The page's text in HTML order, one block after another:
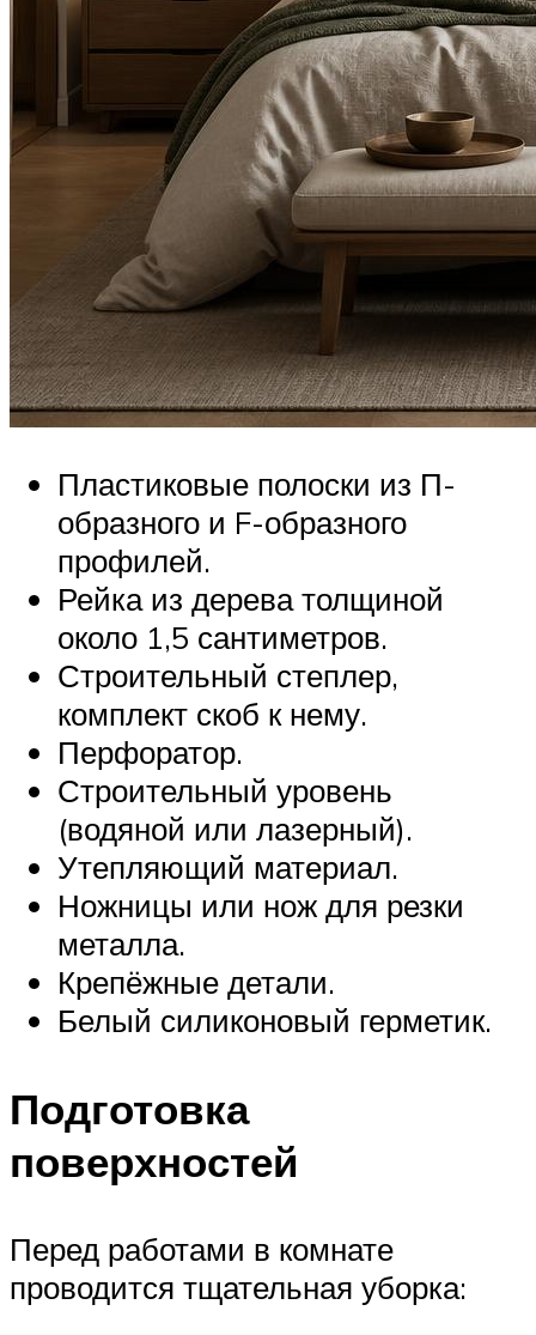
Пластиковые полоски из П-
образного и F-образного
профилей.
Рейка из дерева толщиной
около 1,5 сантиметров.
Строительный степлер,
комплект скоб к нему.
Перфоратор.
Строительный уровень
(водяной или лазерный).
Утепляющий материал.
Ножницы или нож для резки
металла.
Крепёжные детали.
Белый силиконовый герметик.
Подготовка
поверхностей
Перед работами в комнате
проводится тщательная уборка: